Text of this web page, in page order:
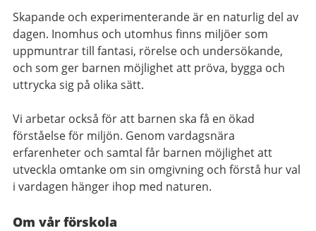
Skapande och experimenterande är en naturlig del av
dagen. Inomhus och utomhus finns miljöer som
uppmuntrar till fantasi, rörelse och undersökande,
och som ger barnen möjlighet att pröva, bygga och
uttrycka sig på olika sätt.
Vi arbetar också för att barnen ska få en ökad
förståelse för miljön. Genom vardagsnära
erfarenheter och samtal får barnen möjlighet att
utveckla omtanke om sin omgivning och förstå hur val
i vardagen hänger ihop med naturen.
Om vår förskola